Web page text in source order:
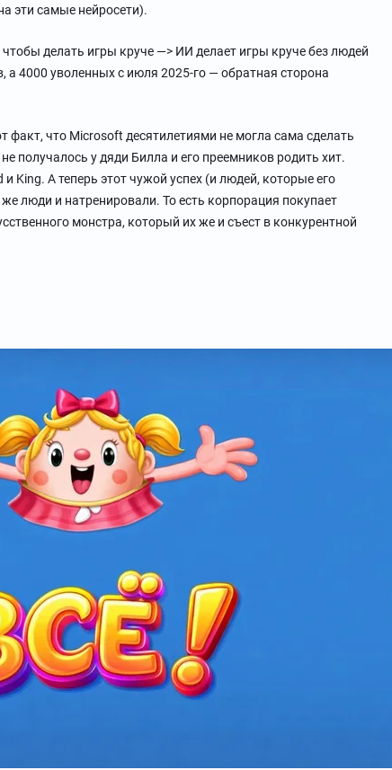
эти самые нейросети).
делать игры круче —> ИИ делает игры круче без людей
4000 уволенных с июля 2025-го — обратная сторона
факт, что Microsoft десятилетиями не могла сама сделать
получалось у дяди Билла и его преемников родить хит.
King. А теперь этот чужой успех (и людей, которые его
люди и натренировали. То есть корпорация покупает
монстра, который их же и съест в конкурентной